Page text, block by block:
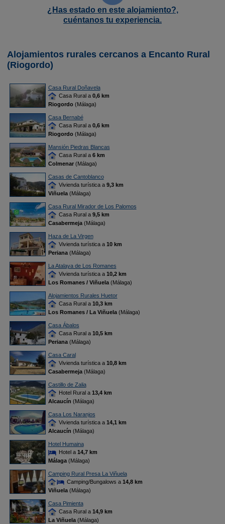
¿Has estado en este alojamiento?,
cuéntanos tu experiencia.
Alojamientos rurales cercanos a Encanto Rural
(Riogordo)
Casa Rural Doñavela
Casa Rural a 0,6 km
Riogordo(Málaga)
Casa Bernabé
Casa Rural a 0,6 km
Riogordo(Málaga)
Mansión Piedras Blancas
Casa Rural a 6 km
Colmenar(Málaga)
Casas de Cantoblanco
Vivienda turística a 9,3 km
Viñuela(Málaga)
Casa Rural Mirador de Los Palomos
Casa Rural a 9,5 km
Casabermeja(Málaga)
Haza de La Virgen
Vivienda turística a 10 km
Periana(Málaga)
La Atalaya de Los Romanes
Vivienda turística a 10,2 km
Los Romanes / Viñuela(Málaga)
Alojamientos Rurales Huetor
Casa Rural a 10,3 km
Los Romanes / La Viñuela(Málaga)
Casa Ábalos
Casa Rural a 10,5 km
Periana(Málaga)
Casa Caral
Vivienda turística a 10,8 km
Casabermeja(Málaga)
Castillo de Zalia
Hotel Rural a 13,4 km
Alcaucín (Málaga)
Casa Los Naranjos
Vivienda turística a 14,1 km
Alcaucín (Málaga)
Hotel Humaina
Hotel a 14,7 km
Málaga(Málaga)
Camping Rural Presa La Viñuela
Camping/Bungalows a 14,8 km
Viñuela(Málaga)
Casa Pimienta
Casa Rural a 14,9 km
La Viñuela(Málaga)